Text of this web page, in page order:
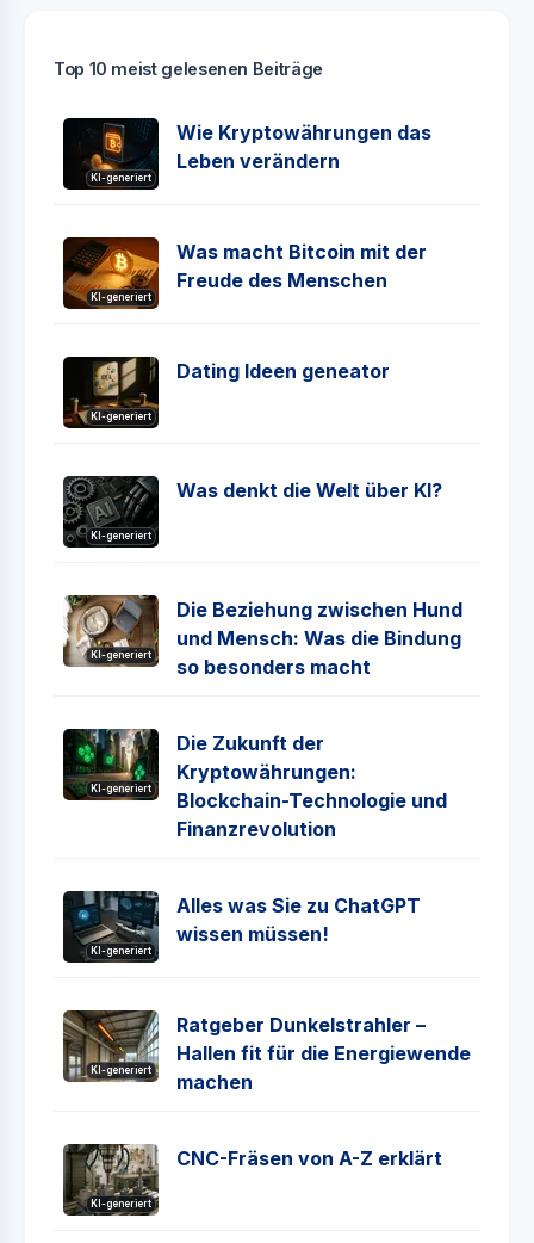
Top 10 meist gelesenen Beiträge
KI-generiert
Wie Kryptowährungen das
Leben verändern
KI-generiert
Was macht Bitcoin mit der
Freude des Menschen
KI-generiert
Dating Ideen geneator
KI-generiert
Was denkt die Welt über KI?
KI-generiert
Die Beziehung zwischen Hund
und Mensch: Was die Bindung
so besonders macht
KI-generiert
Die Zukunft der
Kryptowährungen:
Blockchain-Technologie und
Finanzrevolution
KI-generiert
Alles was Sie zu ChatGPT
wissen müssen!
KI-generiert
Ratgeber Dunkelstrahler –
Hallen fit für die Energiewende
machen
KI-generiert
CNC-Fräsen von A-Z erklärt